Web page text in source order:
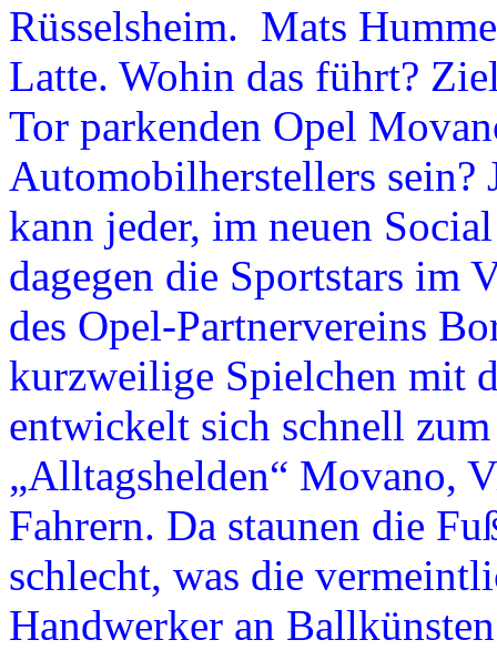
Rüsselsheim. Mats
Latte. Wohin das führt?
Tor parkenden Opel
Automobilherstellers sein?
kann jeder, im neuen
dagegen die Sportstars im
des Opel-Partnervereins
kurzweilige Spielchen mit
entwickelt sich schnell
„Alltagshelden“ Movano,
Fahrern. Da staunen die
schlecht, was die
Handwerker an